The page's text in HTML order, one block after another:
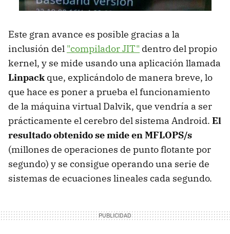
Este gran avance es posible gracias a la
inclusión del "compilador JIT" dentro del propio
kernel, y se mide usando una aplicación llamada
Linpackque, explicándolo de manera breve, lo
que hace es poner a prueba el funcionamiento
de la máquina virtual Dalvik, que vendría a ser
prácticamente el cerebro del sistema Android. El
resultado obtenido se mide en MFLOPS/s
(millones de operaciones de punto flotante por
segundo) y se consigue operando una serie de
sistemas de ecuaciones lineales cada segundo.